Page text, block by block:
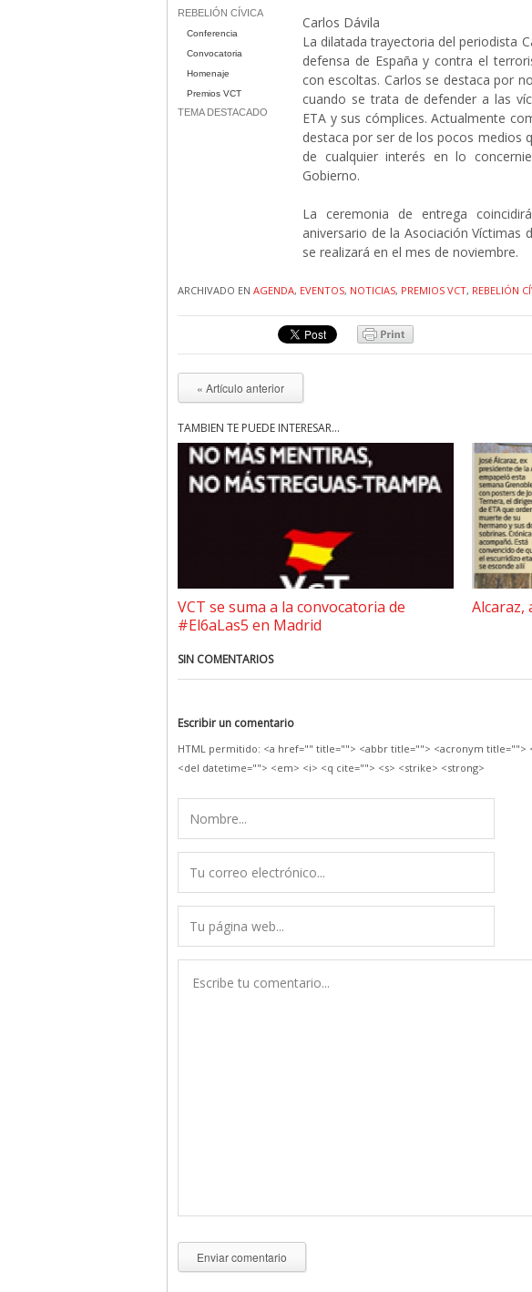
REBELIÓN CÍVICA
Conferencia
Convocatoria
Homenaje
Premios VCT
TEMA DESTACADO
Carlos Dávila
La dilatada trayectoria del periodista
defensa de España y contra el
con escoltas. Carlos se destaca por
cuando se trata de defender a las
ETA y sus cómplices. Actualmente
destaca por ser de los pocos medios
de cualquier interés en lo
Gobierno.
La ceremonia de entrega
aniversario de la Asociación Víctimas
se realizará en el mes de noviembre.
ARCHIVADO EN AGENDA, EVENTOS, NOTICIAS, PREMIOS VCT, REBELIÓN
« Artículo anterior
TAMBIÉN TE PUEDE INTERESAR...
VCT se suma a la convocatoria de
#El6aLas5 en Madrid
Alcaraz,
SIN COMENTARIOS
Escribir un comentario
HTML permitido: <a href="" title=""> <abbr title=""> <acronym title="">
<del datetime=""> <em> <i> <q cite=""> <s> <strike> <strong>